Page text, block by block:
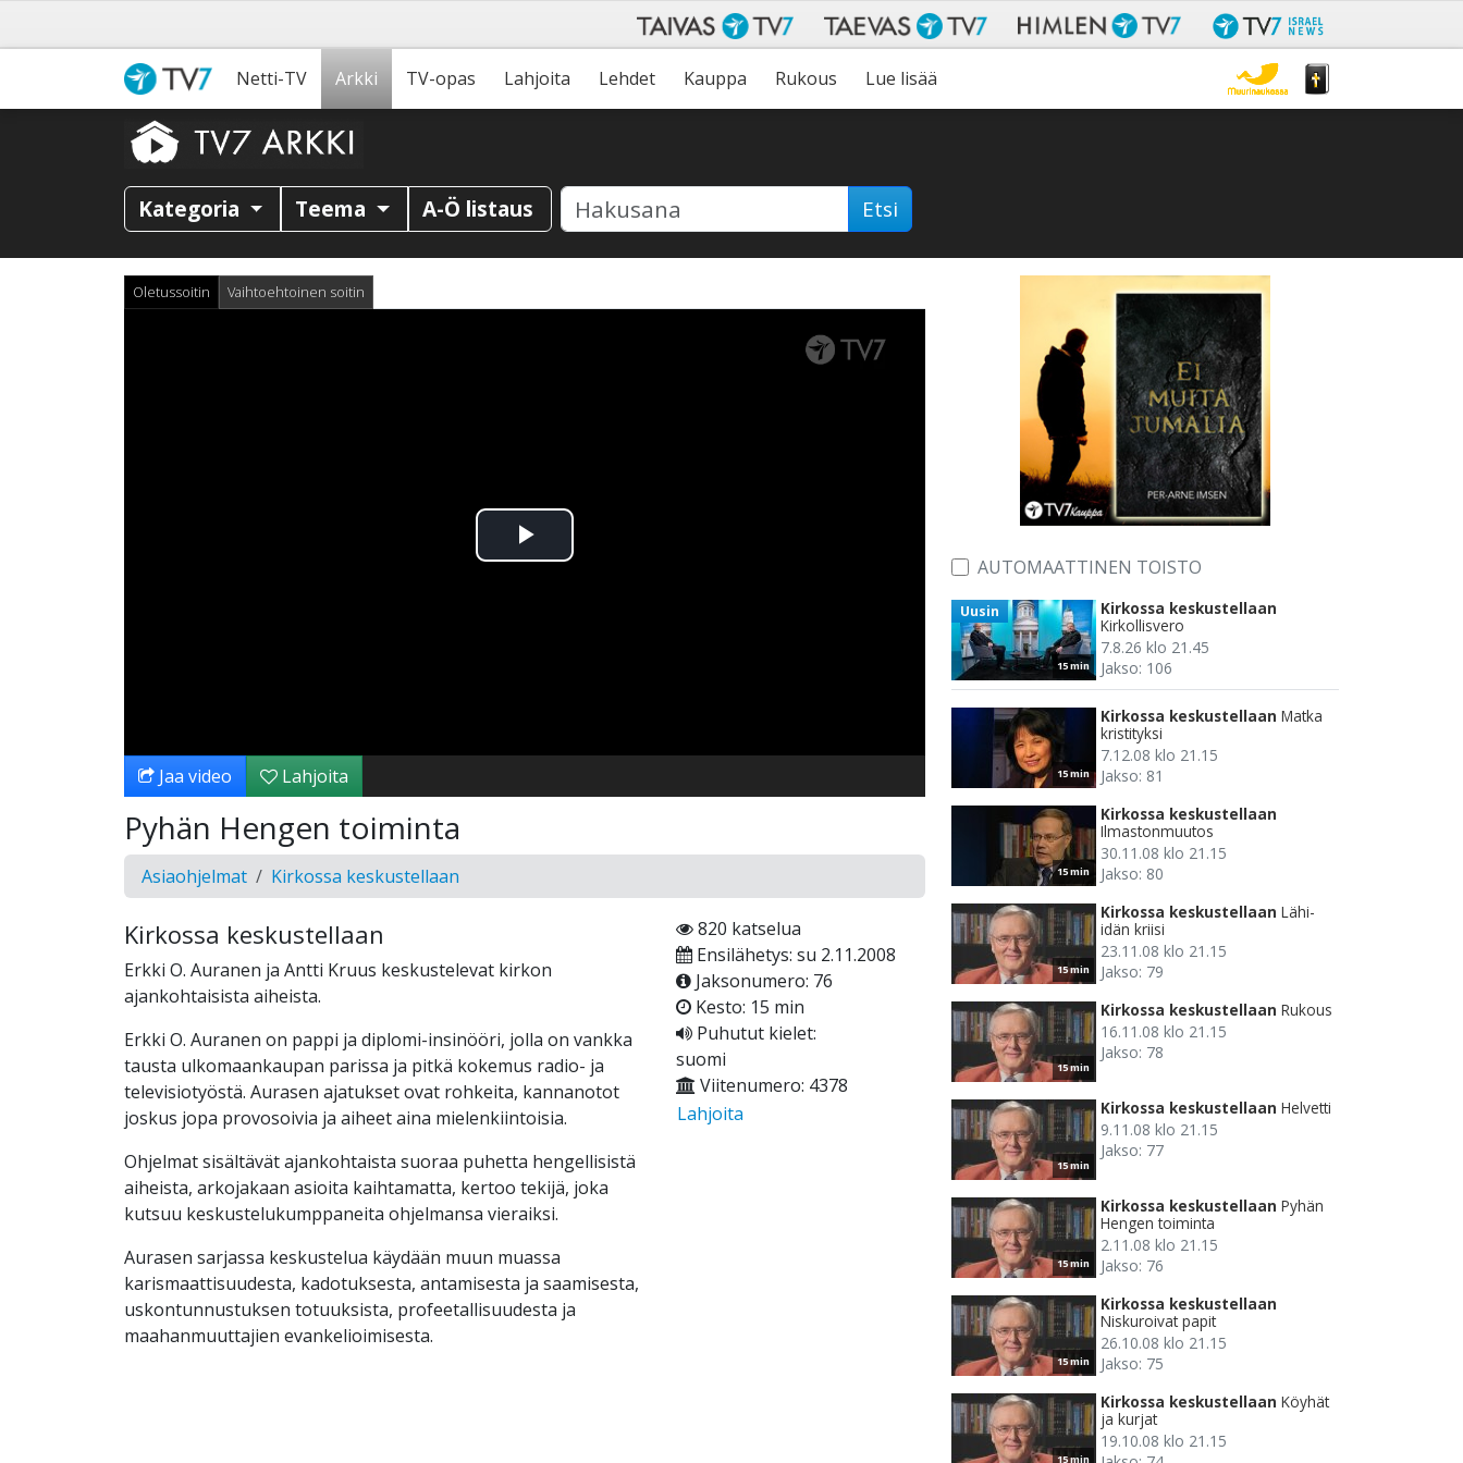
Netti-TV Arkki TV-opas Lahjoita Lehdet Kauppa Rukous Lue lisää
Kategoria Teema A-Ö listaus Etsi
Oletussoitin Vaihtoehtoinen soitin
Toista
Jaa video Lahjoita
Pyhän Hengen toiminta
Asiaohjelmat Kirkossa keskustellaan
Kirkossa keskustellaan
Erkki O. Auranen ja Antti Kruus keskustelevat kirkon
ajankohtaisista aiheista.
Erkki O. Auranen on pappi ja diplomi-insinööri, jolla on vankka
tausta ulkomaankaupan parissa ja pitkä kokemus radio- ja
televisiotyöstä. Aurasen ajatukset ovat rohkeita, kannanotot
joskus jopa provosoivia ja aiheet aina mielenkiintoisia.
Ohjelmat sisältävät ajankohtaista suoraa puhetta hengellisistä
aiheista, arkojakaan asioita kaihtamatta, kertoo tekijä, joka
kutsuu keskustelukumppaneita ohjelmansa vieraiksi.
Aurasen sarjassa keskustelua käydään muun muassa
karismaattisuudesta, kadotuksesta, antamisesta ja saamisesta,
uskontunnustuksen totuuksista, profeetallisuudesta ja
maahanmuuttajien evankelioimisesta.
820 katselua
Ensilähetys: su 2.11.2008
Jaksonumero: 76
Kesto: 15 min
Puhutut kielet:
suomi
Viitenumero: 4378
Lahjoita
AUTOMAATTINEN TOISTO
15 min
Uusin
Kirkossa keskustellaan
Kirkollisvero
7.8.26 klo 21.45
Jakso: 106
15 min
Kirkossa keskustellaan Matka
kristityksi
7.12.08 klo 21.15
Jakso: 81
15 min
Kirkossa keskustellaan
Ilmastonmuutos
30.11.08 klo 21.15
Jakso: 80
15 min
Kirkossa keskustellaan Lähi-
idän kriisi
23.11.08 klo 21.15
Jakso: 79
15 min
Kirkossa keskustellaan Rukous
16.11.08 klo 21.15
Jakso: 78
15 min
Kirkossa keskustellaan Helvetti
9.11.08 klo 21.15
Jakso: 77
15 min
Kirkossa keskustellaan Pyhän
Hengen toiminta
2.11.08 klo 21.15
Jakso: 76
15 min
Kirkossa keskustellaan
Niskuroivat papit
26.10.08 klo 21.15
Jakso: 75
15 min
Kirkossa keskustellaan Köyhät
ja kurjat
19.10.08 klo 21.15